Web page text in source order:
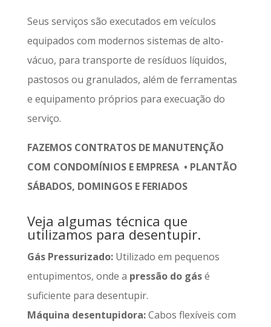
Seus serviços são executados em veículos
equipados com modernos sistemas de alto-
vácuo, para transporte de resíduos líquidos,
pastosos ou granulados, além de ferramentas
e equipamento próprios para execuação do
serviço.
FAZEMOS CONTRATOS DE MANUTENÇÃO
COM CONDOMÍNIOS E EMPRESA • PLANTÃO
SÁBADOS, DOMINGOS E FERIADOS
Veja algumas técnica que
utilizamos para desentupir.
Gás Pressurizado:Utilizado em pequenos
entupimentos, onde a pressão do gásé
suficiente para desentupir.
Máquina desentupidora:Cabos flexíveis com